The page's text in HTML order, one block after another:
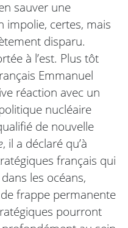
sauver une
impolie, certes, mais
disparu.
à l’est. Plus tôt
Emmanuel
réaction avec un
nucléaire
de nouvelle
, il a déclaré qu’à
français qui
les océans,
frappe permanente
pourront